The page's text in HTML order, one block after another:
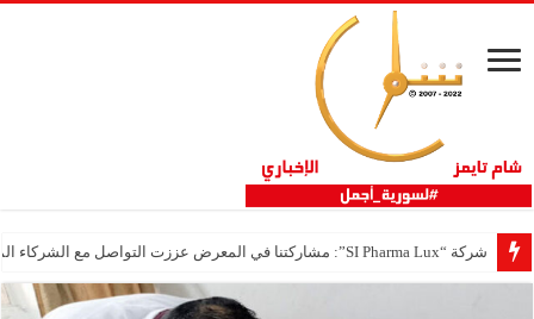
شركة “SI Pharma Lux”: مشاركتنا في المعرض عززت التواصل مع الشركاء المحليين والدوليين